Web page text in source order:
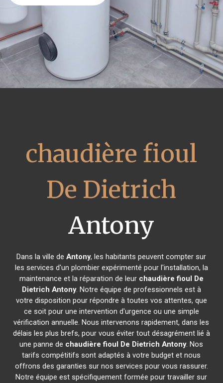
chaudière fioul
De Dietrich
Antony
Dans la ville deAntony, les habitants peuvent compter sur
les services d'un plombier expérimenté pour l'installation, la
maintenance et la réparation de leur chaudière fioul De
Dietrich Antony. Notre équipe de professionnels est à
votre disposition pour répondre à toutes vos attentes, que
ce soit pour une intervention d'urgence ou une simple
vérification annuelle. Nous intervenons rapidement, dans les
délais les plus brefs, pour vous éviter tout désagrément lié à
une panne de chaudière fioul De Dietrich Antony. Nos
tarifs compétitifs sont adaptés à votre budget et nous
offrons des garanties sur nos services pour vous rassurer.
Notre équipe est spécifiquement formée pour travailler sur